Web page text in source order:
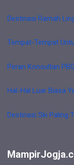
Destinasi Ramah
Tempat-Tempat
Peran Konsultan
Hal-Hal Luar Biasa
Destinasi Ski Paling